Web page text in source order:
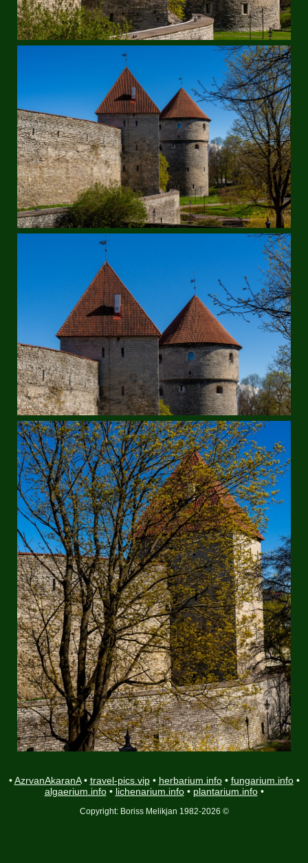
•AzrvanAkaranA• travel-pics.vip• herbarium.info• fungarium.info•
algaerium.info• lichenarium.info• plantarium.info•
Copyright: Boriss Melikjan 1982-2026 ©